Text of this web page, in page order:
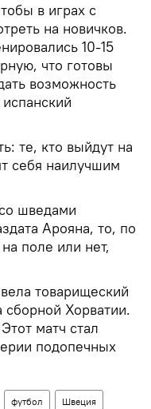
в играх с
на новичков.
10-15
что готовы
возможность
те, кто выйдут на
себя наилучшим
шведами
Арояна, то, по
поле или нет,
товарищеский
Хорватии.
матч стал
подопечных
футбол Швеция